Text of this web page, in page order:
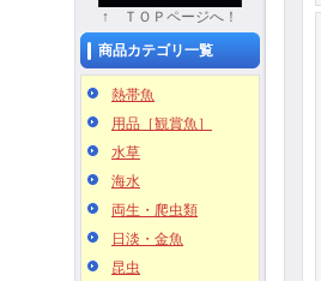
↑ ＴＯＰページへ！
商品カテゴリ一覧
熱帯魚
用品［観賞魚］
水草
海水
両生・爬虫類
日淡・金魚
昆虫